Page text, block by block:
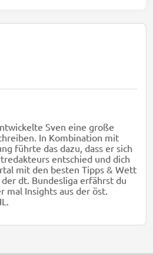
Sven eine große
In Kombination mit
führte das dazu, dass er sich
entschied und dich
mit den besten Tipps & Wett
dt. Bundesliga erfährst du
mal Insights aus der öst.